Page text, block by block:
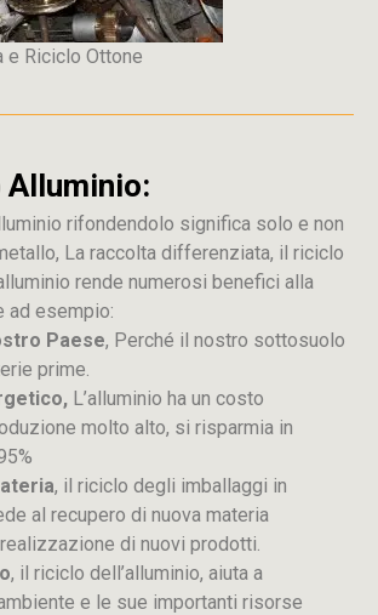
e Riciclo Ottone
Alluminio:
rifondendolo significa solo e non
La raccolta differenziata, il riciclo
rende numerosi benefici alla
ad esempio:
Paese, Perché il nostro sottosuolo
prime.
L’alluminio ha un costo
molto alto, si risparmia in
, il riciclo degli imballaggi in
al recupero di nuova materia
di nuovi prodotti.
, il riciclo dell’alluminio, aiuta a
e le sue importanti risorse